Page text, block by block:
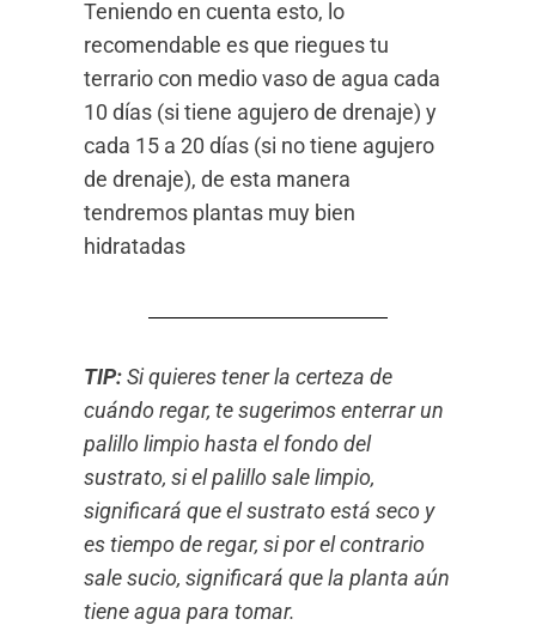
Teniendo en cuenta esto, lo
recomendable es que riegues tu
terrario con medio vaso de agua cada
10 días (si tiene agujero de drenaje) y
cada 15 a 20 días (si no tiene agujero
de drenaje), de esta manera
tendremos plantas muy bien
hidratadas
TIP:Si quieres tener la certeza de
cuándo regar, te sugerimos enterrar un
palillo limpio hasta el fondo del
sustrato, si el palillo sale limpio,
significará que el sustrato está seco y
es tiempo de regar, si por el contrario
sale sucio, significará que la planta aún
tiene agua para tomar.